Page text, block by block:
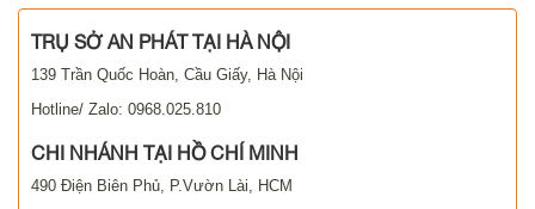
TRỤ SỞ AN PHÁT TẠI HÀ NỘI
139 Trần Quốc Hoàn, Cầu Giấy, Hà Nội
Hotline/ Zalo: 0968.025.810
CHI NHÁNH TẠI HỒ CHÍ MINH
490 Điện Biên Phủ, P.Vườn Lài, HCM